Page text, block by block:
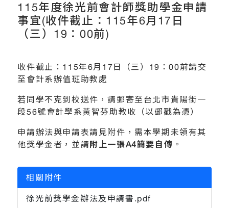
115年度徐光前會計師獎助學金申請
事宜(收件截止：115年6月17日
（三）19：00前)
收件截止：115年6月17日（三）19：00前請交
至會計系辦值班助教處
若同學不克到校送件，請郵寄至台北市貴陽街一
段56號會計學系黃智芬助教收（以郵戳為憑）
申請辦法與申請表請見附件，需本學期未領有其
他獎學金者，並請 附上一張A4簡要自傳 。
相關附件
徐光前獎學金辦法及申請書.pdf